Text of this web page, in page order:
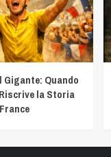
Gigante: Quando
la Storia